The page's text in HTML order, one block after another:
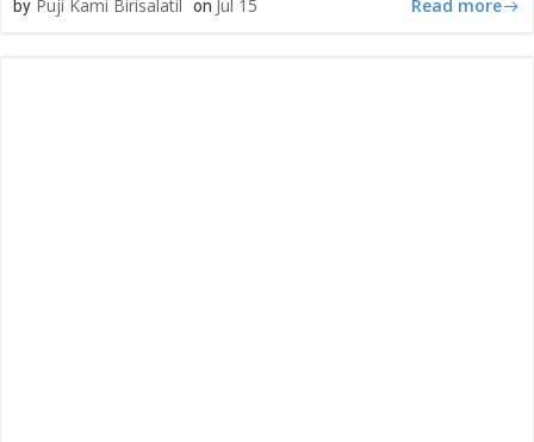
by Puji Kami Birisalatil on Jul 15 Read more